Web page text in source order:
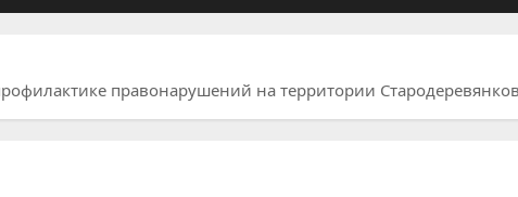
правонарушений на территории